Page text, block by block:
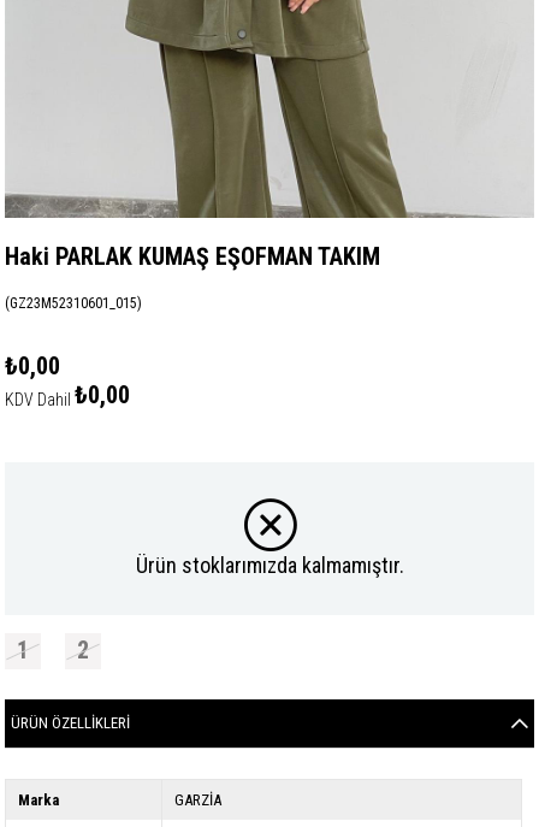
Haki PARLAK KUMAŞ EŞOFMAN TAKIM
(GZ23M52310601_015)
₺0,00
KDV Dahil ₺0,00
Ürün stoklarımızda kalmamıştır.
1 2
ÜRÜN ÖZELLIKLERI
Marka GARZİA